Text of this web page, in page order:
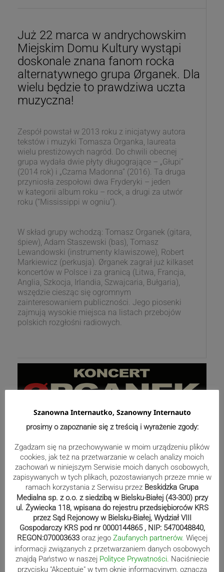
Już 22 marca w andrychowskim
Miejskim Domu Kultury wystąpi
doskonale znana fanom rocka
alternatywnego grupa Ørganek. Dla
wielu będzie to prawdziwa uczta
muzyczna!
Zespół powstał w 2013 roku z inicjatywy autora
tekstów i muzyki Tomasza Organka, laureata
wielu prestiżowych nagród. Do chwili obecnej
grupa wydała dwie płyty długogrające – „Głupi”
(2014 rok) i „Czarna Madonna” (2016). Ta druga
przyniosła zespołowi dwa Fryderyki – jeden
w kategorii album roku – rock, a drugi za utwór
roku (“Mississippi w ogniu”).
W skład grupy wchodzą: Tomasz Organek (gitara,
śpiew), Adam Staszewski (bas), Tomasz
Lewandowski (instrumenty klawiszowe), Robert
Markiewicz (perkusja). Ørganek zagrał już kilkaset
koncertów w Polsce i za granicą (Litwa, Francja,
Anglia, Szkocja, Irlandia, Szwajcaria, Bułgaria),
wszędzie ciesząc się ogromnym
zainteresowaniem publiczności. Jego piosenki
zajmują wysokie miejsca na listach przebojów
polskich rozgłośni radiowych.
Szanowna Internautko, Szanowny Internauto
prosimy o zapoznanie się z treścią i wyrażenie zgody:
Zgadzam się na przechowywanie w moim urządzeniu plików
cookies, jak też na przetwarzanie w celach analizy moich
zachowań w niniejszym Serwisie moich danych osobowych,
zapisywanych w tych plikach, pozostawianych przeze mnie w
ramach korzystania z Serwisu przez Beskidzka Grupa
Medialna sp. z o.o. z siedzibą w Bielsku-Białej (43-300) przy
ul. Żywiecka 118, wpisana do rejestru przedsiębiorców KRS
przez Sąd Rejonowy w Bielsku-Białej, Wydział VIII
Gospodarczy KRS pod nr 0000144865 , NIP: 5470048840,
REGON:070003633 oraz jego Zaufanych partnerów. Więcej
informacji związanych z przetwarzaniem danych osobowych
znajdą Państwo w naszej Polityce Prywatności. Naciśniecie
przycisku "Akceptuje" w tym oknie informacyjnym, oznacza